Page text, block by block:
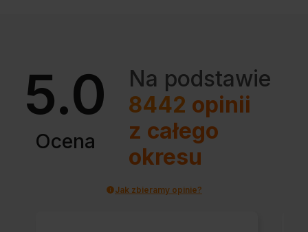
5.0
Ocena
Na podstawie
8442 opinii
z całego
okresu
Jak zbieramy opinie?